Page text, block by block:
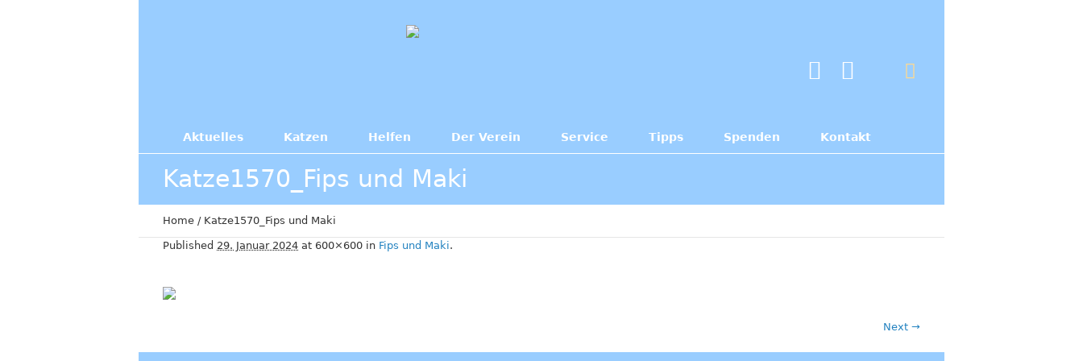
Aktuelles Katzen Helfen Der Verein Service Tipps Spenden Kontakt
Katze1570_Fips und Maki
Home / Katze1570_Fips und Maki
Published 29. Januar 2024 at 600×600 in Fips und Maki.
Next →